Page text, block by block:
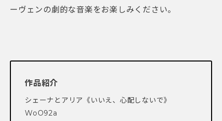
ーヴェンの劇的な音楽をお楽しみください。
作品紹介
シェーナとアリア《いいえ、心配しないで》
WoO92a